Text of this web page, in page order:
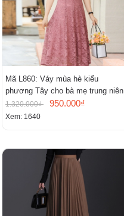
Mã L860: Váy mùa hè kiểu
phương Tây cho bà mẹ trung niên
1.320.000₫ 950.000₫
Xem: 1640